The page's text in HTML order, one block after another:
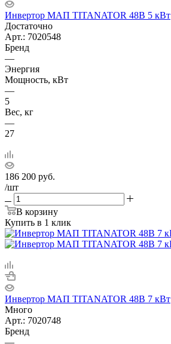
Инвертор МАП TITANATOR 48В 5 кВт
Достаточно
Арт.: 7020548
Бренд
—
Энергия
Мощность, кВт
—
5
Вес, кг
—
27
186 200 руб.
/шт
В корзину
Купить в 1 клик
Инвертор МАП TITANATOR 48В 7 кВт
Много
Арт.: 7020748
Бренд
—